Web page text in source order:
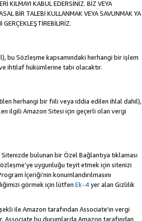
KILMAYI KABUL EDERSİNİZ. BİZ VEYA
BİR TALEBİ KULLANMAK VEYA SAVUNMAK YA
Sözleşme kapsamındaki herhangi bir işlem
ihtilaf hükümlerine tabi olacaktır.
herhangi bir fiili veya iddia edilen ihlal dahil),
ilgili Amazon Sitesi için geçerli olan vergi
bulunan bir Özel Bağlantıya tıklaması
uygunluğu teyit etmek için sitenizi
İçeriği’nin konumlandırılmasını
görmek için lütfen Ek-4yer alan Gizlilik
şekli ile Amazon tarafından Associate’ın vergi
bu durumlarda Amazon tarafından